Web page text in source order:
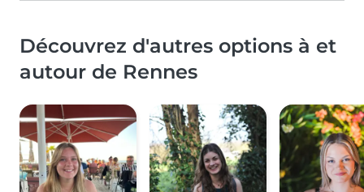
Découvrez d'autres options à et
autour de Rennes